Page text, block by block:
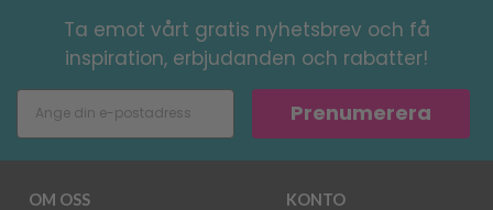
Ta emot vårt gratis nyhetsbrev och få
inspiration, erbjudanden och rabatter!
Prenumerera
OM OSS KONTO